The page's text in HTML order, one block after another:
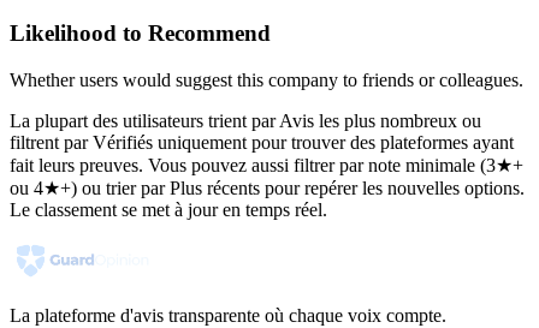
Likelihood to Recommend
Whether users would suggest this company to friends or colleagues.
La plupart des utilisateurs trient par Avis les plus nombreux ou
filtrent par Vérifiés uniquement pour trouver des plateformes ayant
fait leurs preuves. Vous pouvez aussi filtrer par note minimale (3★+
ou 4★+) ou trier par Plus récents pour repérer les nouvelles options.
Le classement se met à jour en temps réel.
La plateforme d'avis transparente où chaque voix compte.